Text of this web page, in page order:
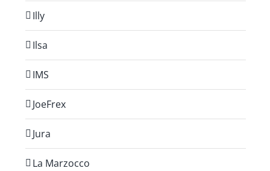
Illy
Ilsa
IMS
JoeFrex
Jura
La Marzocco